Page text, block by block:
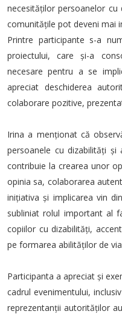
necesităților persoanelor
comunitățile pot deveni mai
Printre participante s-a
proiectului, care și-a
necesare pentru a se
apreciat deschiderea
colaborare pozitive,
Irina a menționat că
persoanele cu dizabilități
contribuie la crearea unor
opinia sa, colaborarea
inițiativa și implicarea vin
subliniat rolul important al
copiilor cu dizabilități,
pe formarea abilităților de
Participanta a apreciat și
cadrul evenimentului,
reprezentanții autorităților